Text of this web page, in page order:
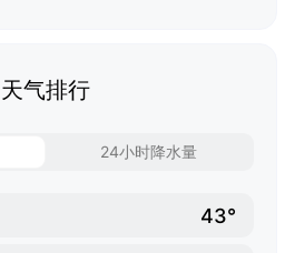
天气排行
24小时降水量
43°